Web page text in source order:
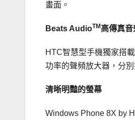
畫面。
Beats AudioTM 高傳真音
HTC智慧型手機獨家搭
功率的聲頻放大器，分
清晰明豔的螢幕
Windows Phone 8X by